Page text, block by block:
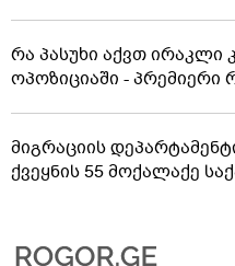
რა პასუხი აქვთ ირაკლი
ოპოზიციაში - პრემიერი
მიგრაციის
ქვეყნის 55 მოქალაქე